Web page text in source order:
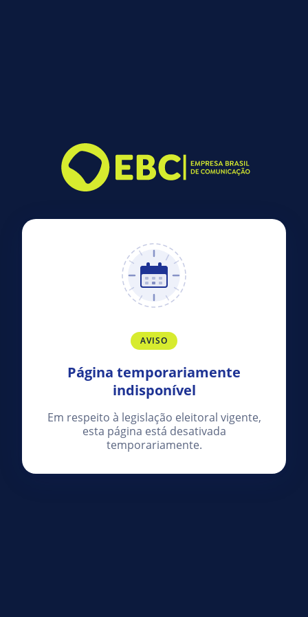
AVISO
Página temporariamente
indisponível
Em respeito à legislação eleitoral vigente,
esta página está desativada
temporariamente.